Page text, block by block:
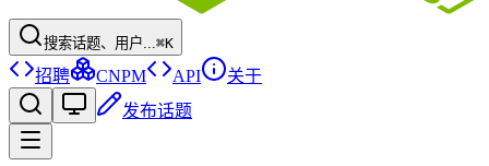
搜索话题、用户...⌘K
招聘 CNPM API
关于
发布话题